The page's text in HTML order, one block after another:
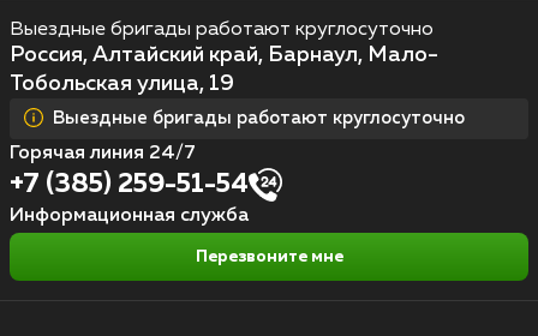
Выездные бригады работают круглосуточно
Россия, Алтайский край, Барнаул, Мало-
Тобольская улица, 19
Выездные бригады работают круглосуточно
Горячая линия 24/7
+7 (385) 259-51-54
Информационная служба
Перезвоните мне